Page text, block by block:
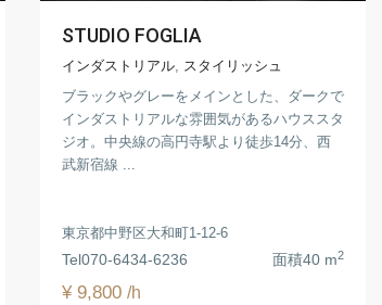
STUDIO FOGLIA
インダストリアル,
スタイリッシュ
ブラックやグレーをメインとした、ダークで
インダストリアルな雰囲気があるハウススタ
ジオ。中央線の高円寺駅より徒歩14分、西
武新宿線 ...
東京都中野区大和町1-12-6
Tel070-6434-6236 面積40 m2
¥ 9,800 /h